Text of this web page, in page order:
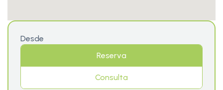
Desde
Reserva
Consulta